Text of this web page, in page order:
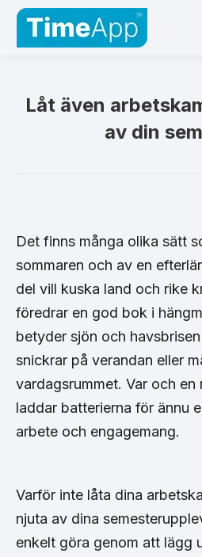
Låt även
av din
Det finns många olika sätt
sommaren och av en
del vill kuska land och rike
föredrar en god bok i
betyder sjön och
snickrar på verandan eller
vardagsrummet. Var och
laddar batterierna för ännu
arbete och engagemang.
Varför inte låta dina
njuta av dina
enkelt göra genom att lägg